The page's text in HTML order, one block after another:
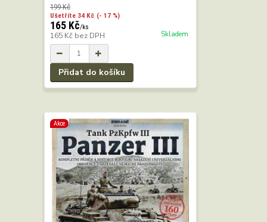
199 Kč
Ušetříte 34 Kč (- 17 %)
165 Kč/ks
165 Kč bez DPH Skladem
Přidat do košíku
Akce